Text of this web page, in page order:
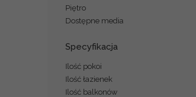
Piętro
Dostępne media
Specyfikacja
Ilość pokoi
Ilość łazienek
Ilość balkonów